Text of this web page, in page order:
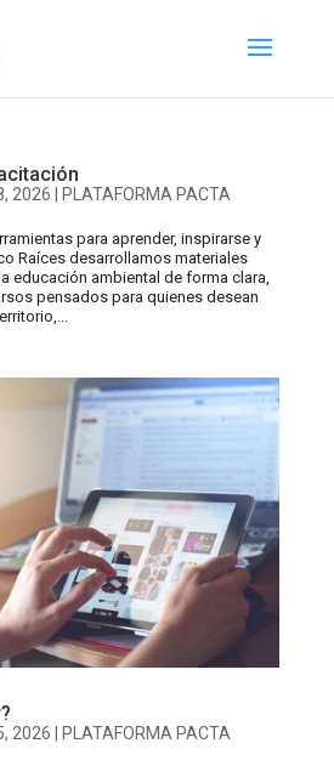
2026 PLATAFORMA PACTA
para aprender, inspirarse y
Raíces desarrollamos materiales
educación ambiental de forma clara,
pensados para quienes desean
2026 PLATAFORMA PACTA